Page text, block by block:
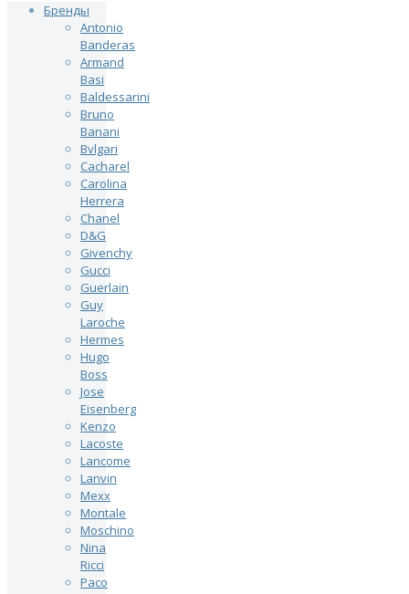
Бренды
Antonio
Banderas
Armand
Basi
Baldessarini
Bruno
Banani
Bvlgari
Cacharel
Carolina
Herrera
Chanel
D&G
Givenchy
Gucci
Guerlain
Guy
Laroche
Hermes
Hugo
Boss
Jose
Eisenberg
Kenzo
Lacoste
Lancome
Lanvin
Mexx
Montale
Moschino
Nina
Ricci
Paco